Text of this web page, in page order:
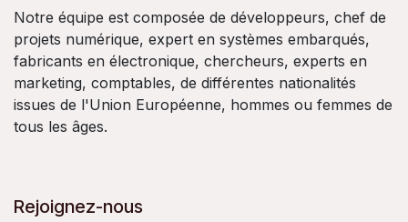
Notre équipe est composée de développeurs, chef de
projets numérique, expert en systèmes embarqués,
fabricants en électronique, chercheurs, experts en
marketing, comptables, de différentes nationalités
issues de l'Union Européenne, hommes ou femmes de
tous les âges.
Rejoignez-nous